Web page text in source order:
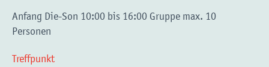
Anfang Die-Son 10:00 bis 16:00 Gruppe max. 10
Personen
Treffpunkt